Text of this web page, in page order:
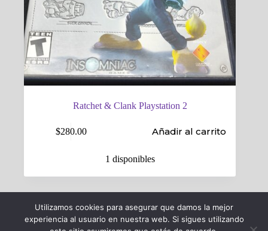
Ratchet & Clank Playstation 2
$280.00 Añadir al carrito
1 disponibles
Utilizamos cookies para asegurar que damos la mejor
experiencia al usuario en nuestra web. Si sigues utilizando